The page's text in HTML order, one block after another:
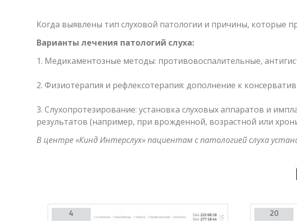
Когда выявлены тип слуховой патологии и причины, которые
Варианты лечения патологий слуха:
1. Медикаментозные методы: противовоспалительные,
2. Физиотерапия и рефлексотерапия: дополнение к
3. Слухопротезирование: установка слуховых аппаратов и
результатов (например, при врожденной, возрастной или
В центре «Кинд Интерслух» пациентам с патологией слуха
4 20